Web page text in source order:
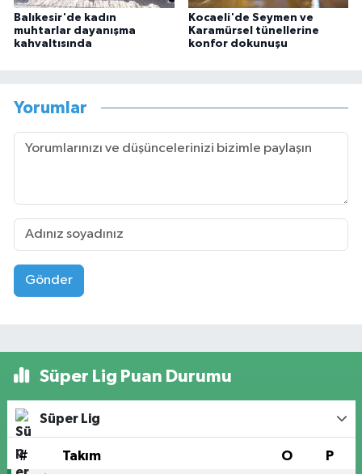
Balıkesir'de kadın
muhtarlar dayanışma
kahvaltısında
Kocaeli'de Seymen ve
Karamürsel tünellerine
konfor dokunuşu
Yorumlar
Gönder
Süper Lig Puan Durumu
Süper Lig
# Takım O P